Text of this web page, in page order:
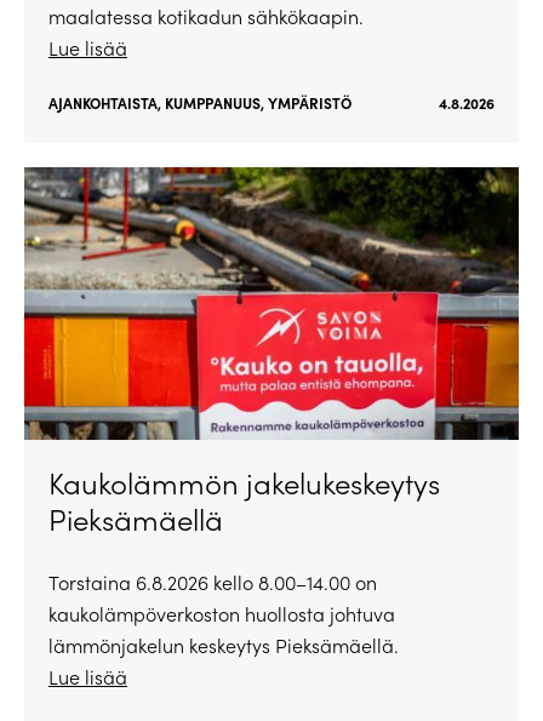
maalatessa kotikadun sähkökaapin.
Lue lisää
AJANKOHTAISTA, KUMPPANUUS,YMPÄRISTÖ 4.8.2026
Kaukolämmön jakelukeskeytys
Pieksämäellä
Torstaina 6.8.2026 kello 8.00–14.00 on
kaukolämpöverkoston huollosta johtuva
lämmönjakelun keskeytys Pieksämäellä.
Lue lisää